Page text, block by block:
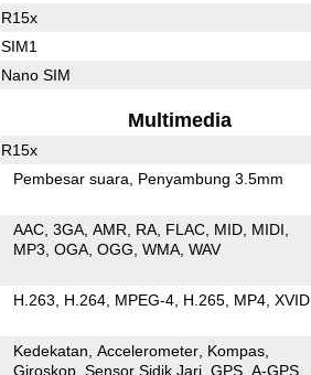
R15x
SIM1
Nano SIM
Multimedia
R15x
Pembesar suara Penyambung 3.5mm
AAC 3GA AMR RA FLAC MID MIDI
MP3 OGA OGG WMA WAV
H.263 H.264 MPEG-4 H.265 MP4 XVID
Kedekatan Accelerometer Kompas
Giroskop Sensor Sidik Jari GPS A-GPS